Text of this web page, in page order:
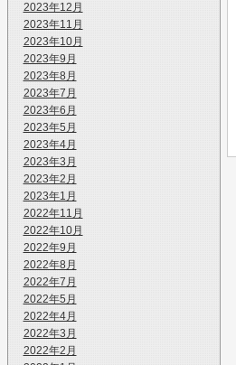
2023年12月
2023年11月
2023年10月
2023年9月
2023年8月
2023年7月
2023年6月
2023年5月
2023年4月
2023年3月
2023年2月
2023年1月
2022年11月
2022年10月
2022年9月
2022年8月
2022年7月
2022年5月
2022年4月
2022年3月
2022年2月